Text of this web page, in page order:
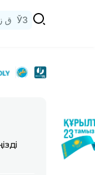
ق ز ЎЗ